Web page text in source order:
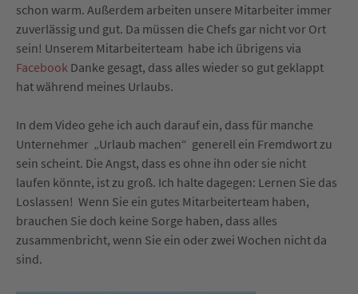
schon warm. Außerdem arbeiten unsere Mitarbeiter immer
zuverlässig und gut. Da müssen die Chefs gar nicht vor Ort
sein! Unserem Mitarbeiterteam habe ich übrigens via
Facebook Danke gesagt, dass alles wieder so gut geklappt
hat während meines Urlaubs.
In dem Video gehe ich auch darauf ein, dass für manche
Unternehmer „Urlaub machen“ generell ein Fremdwort zu
sein scheint. Die Angst, dass es ohne ihn oder sie nicht
laufen könnte, ist zu groß. Ich halte dagegen: Lernen Sie das
Loslassen! Wenn Sie ein gutes Mitarbeiterteam haben,
brauchen Sie doch keine Sorge haben, dass alles
zusammenbricht, wenn Sie ein oder zwei Wochen nicht da
sind.